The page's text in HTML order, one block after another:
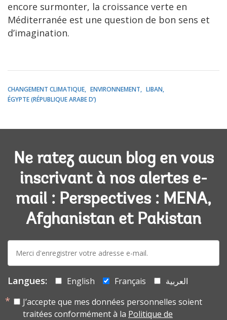
encore surmonter, la croissance verte en
Méditerranée est une question de bon sens et
d’imagination.
CHANGEMENT CLIMATIQUE ENVIRONNEMENT
LIBAN
ÉGYPTE (RÉPUBLIQUE ARABE D’)
Ne ratez aucun blog en vous
inscrivant à nos alertes e-
mail : Perspectives : MENA,
Afghanistan et Pakistan
mail:
Langues: English Français
العربية
J’accepte que mes données personnelles soient
traitées conformément à la Politique de